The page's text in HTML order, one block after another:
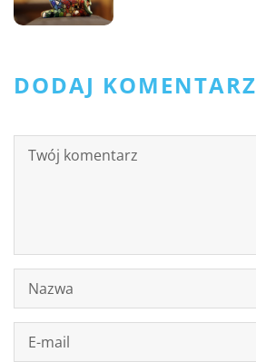
DODAJ KOMENTARZ